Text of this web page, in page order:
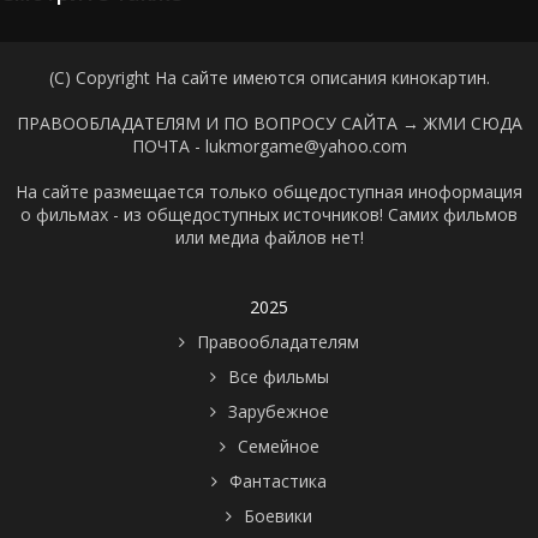
(C) Copyright На сайте имеются описания кинокартин.
ПРАВООБЛАДАТЕЛЯМ И ПО ВОПРОСУ САЙТА → ЖМИ СЮДА
ПОЧТА - lukmorgame@yahoo.com
На сайте размещается только общедоступная иноформация
о фильмах - из общедоступных источников! Самих фильмов
или медиа файлов нет!
2025
Правообладателям
Все фильмы
Зарубежное
Семейное
Фантастика
Боевики